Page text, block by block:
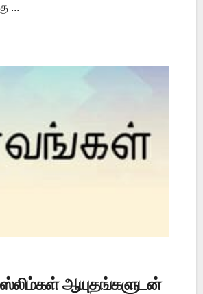
...
ஆயுதங்களுடன்